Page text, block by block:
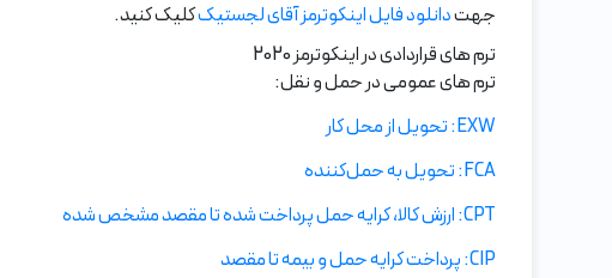
جهتدانلود فایل اینکوترمز آقای لجستیککلیک کنید.
ترم های قراردادی در اینکوترمز 2020
ترم های عمومی در حمل و نقل:
EXW: تحویل از محل کار
FCA: تحویل به حمل‌کننده
CPT: ارزش کالا، کرایه حمل پرداخت شده تا مقصد مشخص شده
CIP: پرداخت کرایه حمل و بیمه تا مقصد